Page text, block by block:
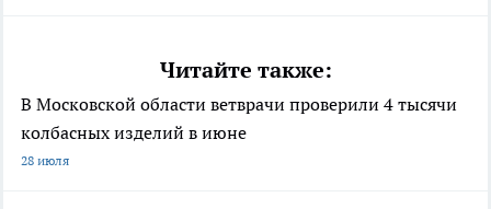
Читайте также:
В Московской области ветврачи проверили 4 тысячи
колбасных изделий в июне
28 июля